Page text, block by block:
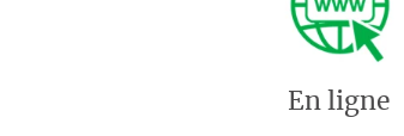
En ligne